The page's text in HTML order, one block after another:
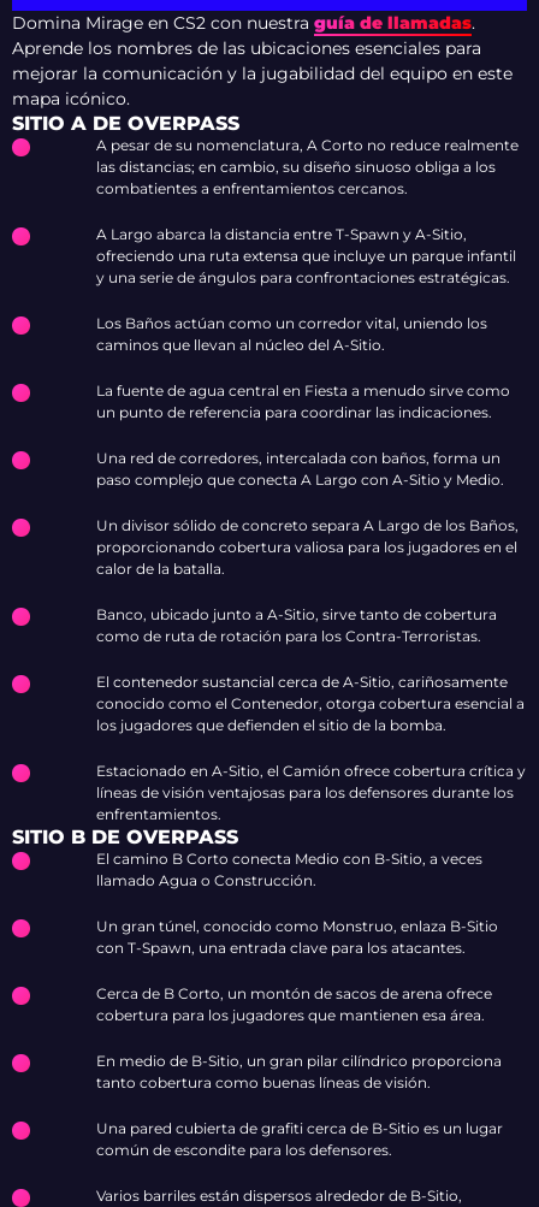
Domina Mirage en CS2 con nuestra guía de llamadas.
Aprende los nombres de las ubicaciones esenciales para
mejorar la comunicación y la jugabilidad del equipo en este
mapa icónico.
SITIO A DE OVERPASS
A pesar de su nomenclatura, A Corto no reduce realmente
las distancias; en cambio, su diseño sinuoso obliga a los
combatientes a enfrentamientos cercanos.
A Largo abarca la distancia entre T-Spawn y A-Sitio,
ofreciendo una ruta extensa que incluye un parque infantil
y una serie de ángulos para confrontaciones estratégicas.
Los Baños actúan como un corredor vital, uniendo los
caminos que llevan al núcleo del A-Sitio.
La fuente de agua central en Fiesta a menudo sirve como
un punto de referencia para coordinar las indicaciones.
Una red de corredores, intercalada con baños, forma un
paso complejo que conecta A Largo con A-Sitio y Medio.
Un divisor sólido de concreto separa A Largo de los Baños,
proporcionando cobertura valiosa para los jugadores en el
calor de la batalla.
Banco, ubicado junto a A-Sitio, sirve tanto de cobertura
como de ruta de rotación para los Contra-Terroristas.
El contenedor sustancial cerca de A-Sitio, cariñosamente
conocido como el Contenedor, otorga cobertura esencial a
los jugadores que defienden el sitio de la bomba.
Estacionado en A-Sitio, el Camión ofrece cobertura crítica y
líneas de visión ventajosas para los defensores durante los
enfrentamientos.
SITIO B DE OVERPASS
El camino B Corto conecta Medio con B-Sitio, a veces
llamado Agua o Construcción.
Un gran túnel, conocido como Monstruo, enlaza B-Sitio
con T-Spawn, una entrada clave para los atacantes.
Cerca de B Corto, un montón de sacos de arena ofrece
cobertura para los jugadores que mantienen esa área.
En medio de B-Sitio, un gran pilar cilíndrico proporciona
tanto cobertura como buenas líneas de visión.
Una pared cubierta de grafiti cerca de B-Sitio es un lugar
común de escondite para los defensores.
Varios barriles están dispersos alrededor de B-Sitio,